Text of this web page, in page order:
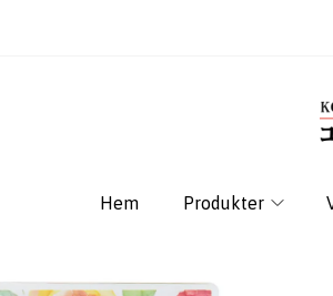
Hem Produkter